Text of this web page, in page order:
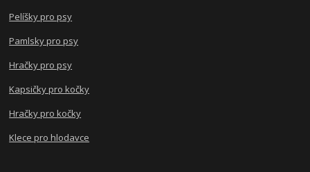
Pelíšky pro psy
Pamlsky pro psy
Hračky pro psy
Kapsičky pro kočky
Hračky pro kočky
Klece pro hlodavce